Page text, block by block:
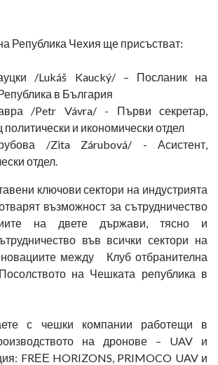
Република Чехия ще присъстват:
/Lukáš Kaucký/ – Посланик на
в България
/Petr Vávra/ - Първи секретар,
и икономически отдел
/Zita Zárubová/ - Асистент,
отдел.
ключови сектори на индустрията
възможност за сътрудничество
на двете държави, тясно и
във всички сектори на
между Клуб отбранителна
на Чешката република в
с чешки компании работещи в
на дронове – UAV и
FRЕЕ HORIZONS, PRIMOCO UAV и